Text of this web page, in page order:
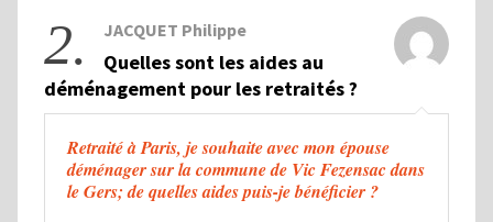
2. JACQUET Philippe
Quelles sont les aides au
déménagement pour les retraités ?
Retraité à Paris, je souhaite avec mon épouse
déménager sur la commune de Vic Fezensac dans
le Gers; de quelles aides puis-je bénéficier ?